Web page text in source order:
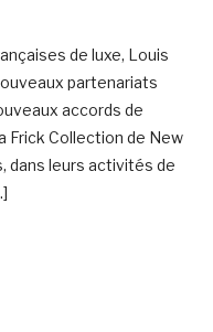
de luxe, Louis
partenariats
accords de
Collection de New
dans leurs activités de